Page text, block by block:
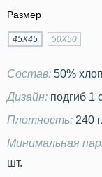
Размер
45Х45 50Х50
Состав: 50%
Дизайн: подгиб 1
Плотность: 240
Минимальная
шт.